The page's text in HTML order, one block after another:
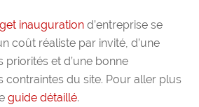
inauguration d’entreprise se
coût réaliste par invité, d’une
priorités et d’une bonne
contraintes du site. Pour aller plus
guide détaillé.